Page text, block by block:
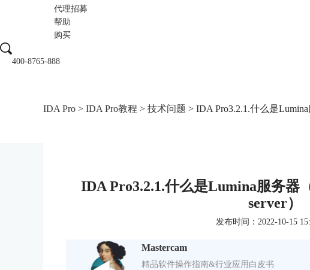
代理招募
帮助
购买
400-8765-888
IDA Pro > IDA Pro教程 > 技术问题 > IDA Pro3.2.1.什么是Lumina
IDA Pro3.2.1.什么是Lumina服务器
server）
发布时间：2022-10-15
Mastercam
精品软件操作指南&行业应用白皮书